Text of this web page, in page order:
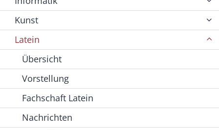
Kunst
Latein
Übersicht
Vorstellung
Fachschaft Latein
Nachrichten